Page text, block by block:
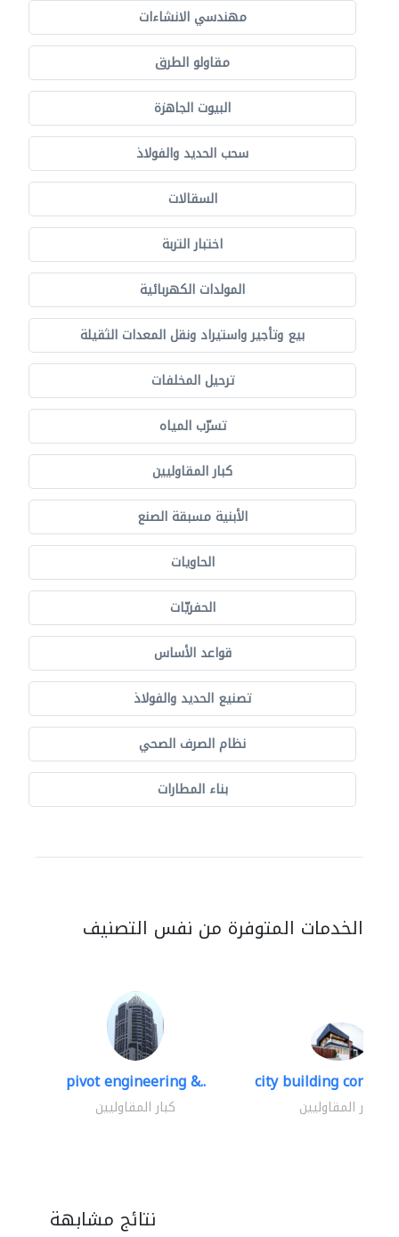
مهندسي الانشاءات
مقاولو الطرق
البيوت الجاهزة
سحب الحديد والفولاذ
السقالات
اختبار التربة
المولدات الكهربائية
بيع وتأجير واستيراد ونقل المعدات الثقيلة
ترحيل المخلفات
تسرّب المياه
كبار المقاوليين
الأبنية مسبقة الصنع
الحاويات
الحفريّات
قواعد الأساس
تصنيع الحديد والفولاذ
نظام الصرف الصحي
بناء المطارات
الخدمات المتوفرة من نفس التصنيف
pivot engineering &..
كبار المقاوليين
city building
كبار المقاوليين
نتائج مشابهة